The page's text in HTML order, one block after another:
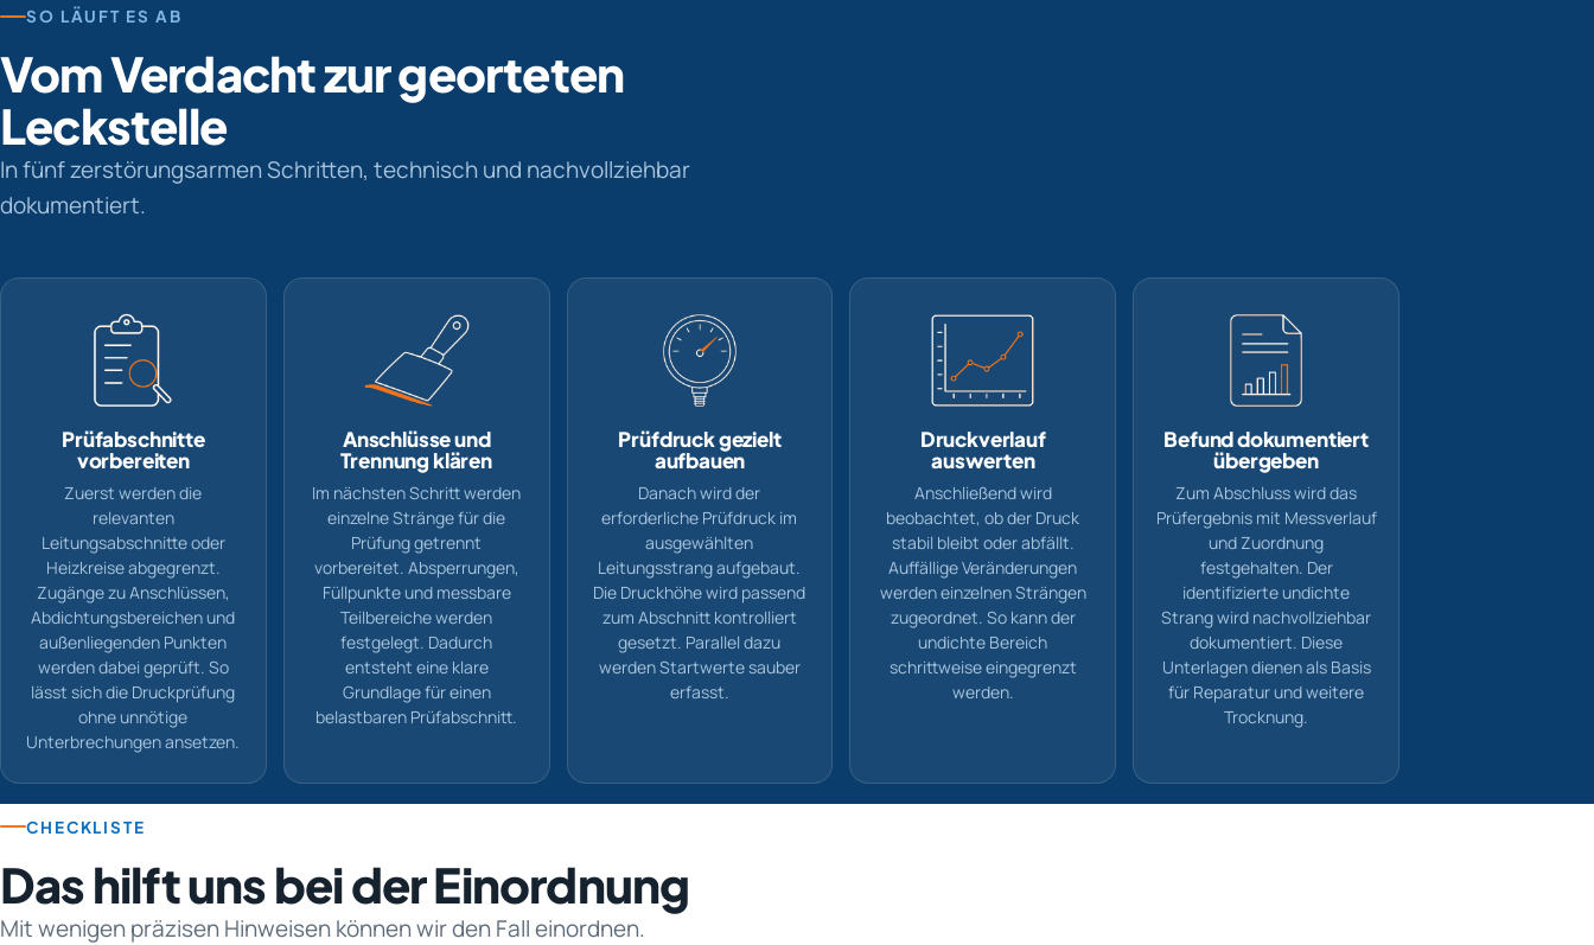
SO LÄUFT ES AB
Vom Verdacht zur georteten
Leckstelle
In fünf zerstörungsarmen Schritten, technisch und nachvollziehbar
dokumentiert.
Prüfabschnitte
vorbereiten
Zuerst werden die
relevanten
Leitungsabschnitte oder
Heizkreise abgegrenzt.
Zugänge zu Anschlüssen,
Abdichtungsbereichen und
außenliegenden Punkten
werden dabei geprüft. So
lässt sich die Druckprüfung
ohne unnötige
Unterbrechungen ansetzen.
Anschlüsse und
Trennung klären
Im nächsten Schritt werden
einzelne Stränge für die
Prüfung getrennt
vorbereitet. Absperrungen,
Füllpunkte und messbare
Teilbereiche werden
festgelegt. Dadurch
entsteht eine klare
Grundlage für einen
belastbaren Prüfabschnitt.
Prüfdruck gezielt
aufbauen
Danach wird der
erforderliche Prüfdruck im
ausgewählten
Leitungsstrang aufgebaut.
Die Druckhöhe wird passend
zum Abschnitt kontrolliert
gesetzt. Parallel dazu
werden Startwerte sauber
erfasst.
Druckverlauf
auswerten
Anschließend wird
beobachtet, ob der Druck
stabil bleibt oder abfällt.
Auffällige Veränderungen
werden einzelnen Strängen
zugeordnet. So kann der
undichte Bereich
schrittweise eingegrenzt
werden.
Befund dokumentiert
übergeben
Zum Abschluss wird das
Prüfergebnis mit Messverlauf
und Zuordnung
festgehalten. Der
identifizierte undichte
Strang wird nachvollziehbar
dokumentiert. Diese
Unterlagen dienen als Basis
für Reparatur und weitere
Trocknung.
CHECKLISTE
Das hilft uns bei der Einordnung
Mit wenigen präzisen Hinweisen können wir den Fall einordnen.